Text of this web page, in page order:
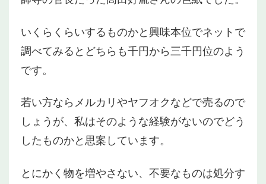
いくらくらいするものかと興味本位でネットで
調べてみるとどちらも千円から三千円位のよう
です。
若い方ならメルカリやヤフオクなどで売るので
しょうが、私はそのような経験がないのでどう
したものかと思案しています。
とにかく物を増やさない、不要なものは処分す